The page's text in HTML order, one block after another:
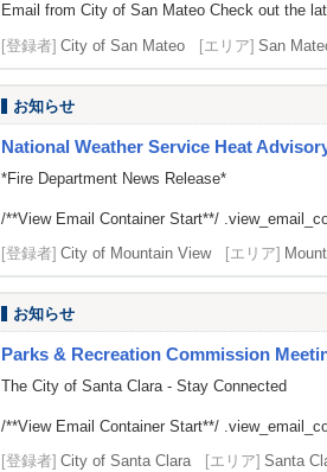
Email from City of San Mateo Check out the
[登録者] City of San Mateo [エリア] San
お知らせ
National Weather Service Heat
*Fire Department News Release*
/**View Email Container Start**/
[登録者] City of Mountain View [エリア]
お知らせ
Parks & Recreation Commission
The City of Santa Clara - Stay Connected
/**View Email Container Start**/
[登録者] City of Santa Clara [エリア] Santa